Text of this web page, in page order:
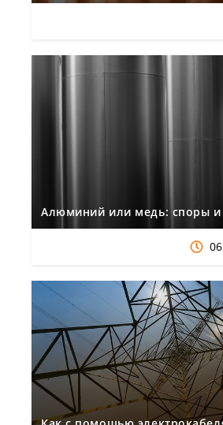
Алюминий или медь: споры и